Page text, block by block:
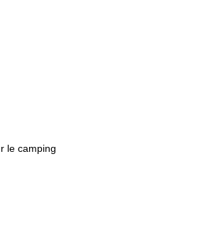
le camping